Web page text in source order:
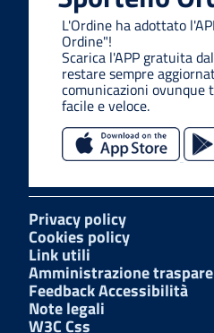
L'Ordine ha adottato
Ordine"!
Scarica l'APP gratuita
restare sempre
comunicazioni ovunque
facile e veloce.
Privacy policy
Cookies policy
Link utili
Amministrazione
Feedback Accessibilità
Note legali
W3C Css